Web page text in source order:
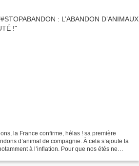
la France confirme, hélas ! sa première
d’animal de compagnie. À cela s’ajoute la
à l’inflation. Pour que nos étés ne